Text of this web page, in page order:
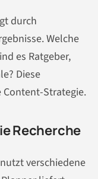
durch
Welche
es Ratgeber,
Diese
Strategie.
Recherche
verschiedene